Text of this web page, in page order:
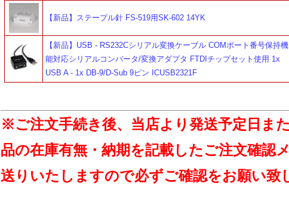
【新品】ステープル針 FS-519用SK-602 14YK
【新品】USB - RS232Cシリアル変換ケーブル COMポート番号保持機
能対応シリアルコンバータ/変換アダプタ FTDIチップセット使用 1x
USB A - 1x DB-9/D-Sub 9ピン ICUSB2321F
※ご注文手続き後、当店より発送予定日ま
品の在庫有無・納期を記載したご注文確認
送りいたしますので必ずご確認をお願い致